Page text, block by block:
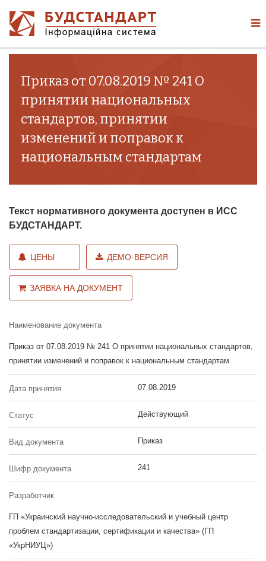
Приказ от 07.08.2019 № 241 О
принятии национальных
стандартов, принятии
изменений и поправок к
национальным стандартам
Текст нормативного документа доступен в ИСС
БУДСТАНДАРТ.
ЦЕНЫ ДЕМО-ВЕРСИЯ
ЗАЯВКА НА ДОКУМЕНТ
Наименование документа
Приказ от 07.08.2019 № 241 О принятии национальных стандартов,
принятии изменений и поправок к национальным стандартам
Дата принятия 07.08.2019
Статус Действующий
Вид документа Приказ
Шифр документа 241
Разработчик
ГП «Украинский научно-исследовательский и учебный центр
проблем стандартизации, сертификации и качества» (ГП
«УкрНИУЦ»)